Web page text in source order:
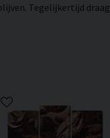
Tegelijkertijd